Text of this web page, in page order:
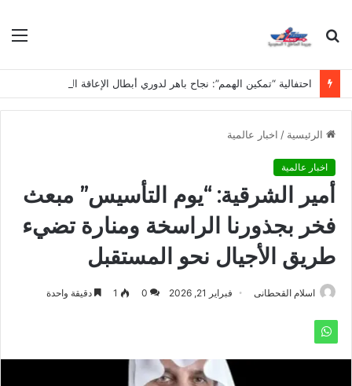
بحث
الرئيسية / اخبار عالمية
اخبار عالمية
أمير الشرقية: “يوم التأسيس” مبعث
فخر بجذورنا الراسخة ومنارة تضيء
طريق الأجيال نحو المستقبل
اسلام القحطانى فبراير 21, 2026 0
1 دقيقة واحدة